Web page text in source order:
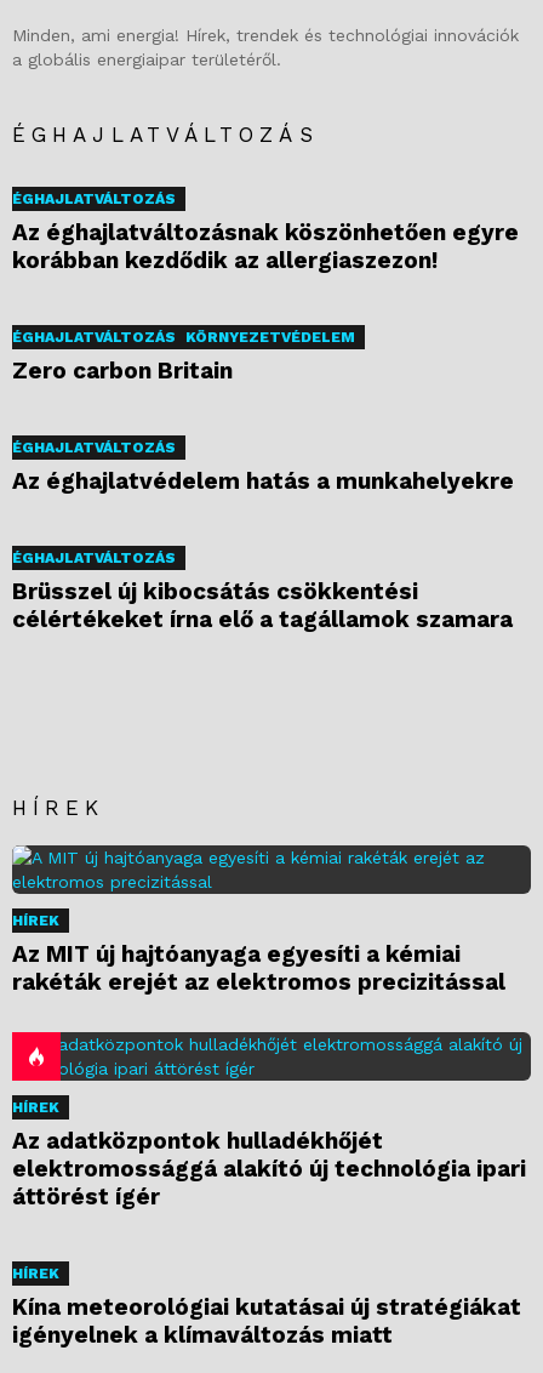
Minden, ami energia! Hírek, trendek és technológiai innovációk
a globális energiaipar területéről.
ÉGHAJLATVÁLTOZÁS
ÉGHAJLATVÁLTOZÁS
Az éghajlatváltozásnak köszönhetően egyre
korábban kezdődik az allergiaszezon!
ÉGHAJLATVÁLTOZÁS KÖRNYEZETVÉDELEM
Zero carbon Britain
ÉGHAJLATVÁLTOZÁS
Az éghajlatvédelem hatás a munkahelyekre
ÉGHAJLATVÁLTOZÁS
Brüsszel új kibocsátás csökkentési
célértékeket írna elő a tagállamok szamara
HÍREK
HÍREK
Az MIT új hajtóanyaga egyesíti a kémiai
rakéták erejét az elektromos precizitással
HÍREK
Az adatközpontok hulladékhőjét
elektromossággá alakító új technológia ipari
áttörést ígér
HÍREK
Kína meteorológiai kutatásai új stratégiákat
igényelnek a klímaváltozás miatt